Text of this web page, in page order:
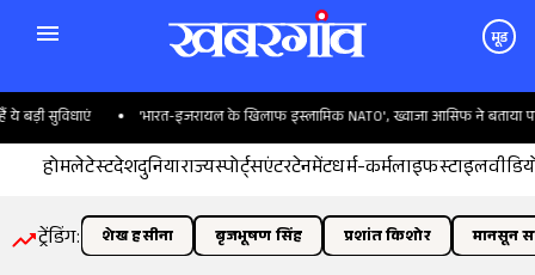
मूड
सुविधाएं 'भारत-इजरायल के खिलाफ इस्लामिक NATO', ख्वाजा आसिफ ने बताया
होमलेटेस्टदेशदुनियाराज्यस्पोर्ट्सएंटरटेनमेंटधर्म-कर्मलाइफस्टाइल
ट्रेंडिंग: शेख हसीना बृजभूषण सिंह प्रशांत किशोर मानसून